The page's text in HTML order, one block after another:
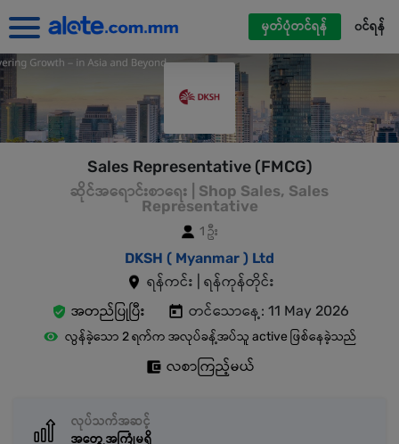
မှတ်ပုံတင်ရန် ၀င်ရန်
Sales Representative (FMCG)
ဆိုင်အရောင်းစာရေး | Shop Sales, Sales
Representative
1 ဦး
DKSH ( Myanmar ) Ltd
ရန်ကင်း | ရန်ကုန်တိုင်း
အတည်ပြုပြီး
တင်သောနေ့: 11 May 2026
လွန်ခဲ့သော 2 ရက်က အလုပ်ခန့်အပ်သူ active ဖြစ်နေခဲ့သည်
လစာကြည့်မယ်
လုပ်သက်အဆင့်
အတွေ့အကြုံမရှိ